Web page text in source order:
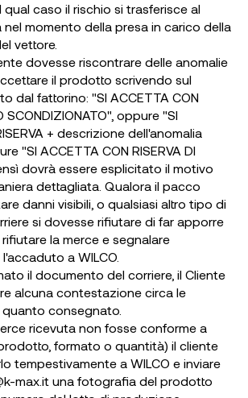
qual caso il rischio si trasferisce al
momento della presa in carico della
vettore.
dovesse riscontrare delle anomalie
il prodotto scrivendo sul
dal fattorino: "SI ACCETTA CON
SCONDIZIONATO", oppure "SI
+ descrizione dell'anomalia
"SI ACCETTA CON RISERVA DI
dovrà essere esplicitato il motivo
dettagliata. Qualora il pacco
danni visibili, o qualsiasi altro tipo di
si dovesse rifiutare di far apporre
la merce e segnalare
a WILCO.
il documento del corriere, il Cliente
alcuna contestazione circa le
consegnato.
ricevuta non fosse conforme a
formato o quantità) il cliente
tempestivamente a WILCO e inviare
max.it una fotografia del prodotto